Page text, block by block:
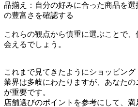
品揃え：自分の好みに合った商品を選
の豊富さを確認する
これらの観点から慎重に選ぶことで
会えるでしょう。
これまで見てきたようにショッピン
業界は多岐にわたりますが、あなた
が重要です。
店舗選びのポイントを参考にして、